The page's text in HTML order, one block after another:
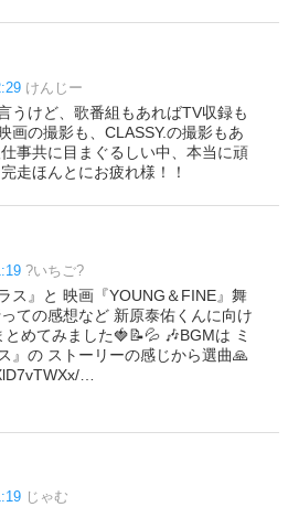
けんじー
うけど、歌番組もあればTV収録も
画の撮影も、CLASSY.の撮影もあ
事共に目まぐるしい中、本当に頑
走ほんとにお疲れ様！！
?いちご?
ス』と 映画『YOUNG＆FINE』舞
ての感想など 新原泰佑くんに向け
めてみました🍓📝💦 🎶BGMは ミ
』の ストーリーの感じから選曲🙏
…
じゃむ